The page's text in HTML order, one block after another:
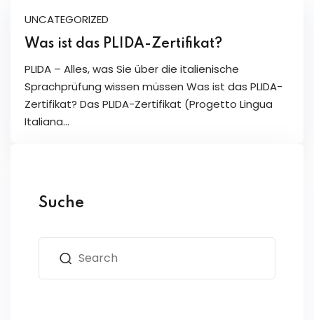
UNCATEGORIZED
Was ist das PLIDA-Zertifikat?
PLIDA – Alles, was Sie über die italienische
Sprachprüfung wissen müssen Was ist das PLIDA-
Zertifikat? Das PLIDA-Zertifikat (Progetto Lingua
Italiana…
Suche